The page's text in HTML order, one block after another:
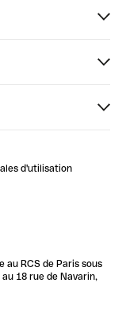
d'utilisation
au RCS de Paris sous
18 rue de Navarin,